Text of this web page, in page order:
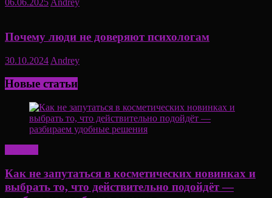
06.06.2025 Andrey
Почему люди не доверяют психологам
30.10.2024 Andrey
Новые статьи
Как не запутаться в косметических новинках и
выбрать то, что действительно подойдёт —